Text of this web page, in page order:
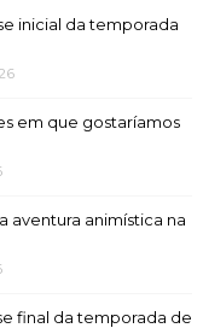
inicial da temporada
em que gostaríamos
aventura animística na
final da temporada de